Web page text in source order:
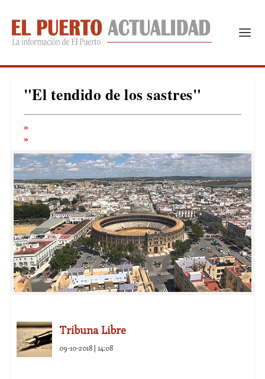
"El tendido de los sastres"
Tribuna Libre
09-10-2018 | 14:08